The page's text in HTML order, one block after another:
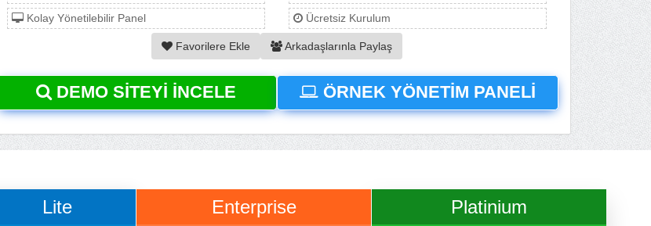
Kolay Yönetilebilir Panel
Ücretsiz Kurulum
Favorilere Ekle Arkadaşlarınla Paylaş
DEMO SİTEYİ İNCELE ÖRNEK YÖNETİM PANELİ
Lite Enterprise Platinium